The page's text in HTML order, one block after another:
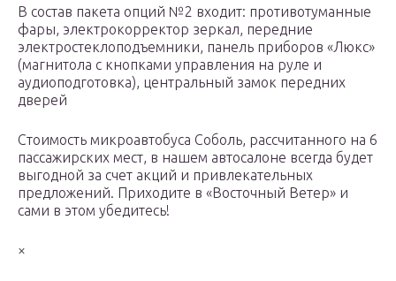
В состав пакета опций №2 входит: противотуманные
фары, электрокорректор зеркал, передние
электростеклоподъемники, панель приборов «Люкс»
(магнитола с кнопками управления на руле и
аудиоподготовка), центральный замок передних
дверей
Стоимость микроавтобуса Соболь, рассчитанного на 6
пассажирских мест, в нашем автосалоне всегда будет
выгодной за счет акций и привлекательных
предложений. Приходите в «Восточный Ветер» и
сами в этом убедитесь!
×